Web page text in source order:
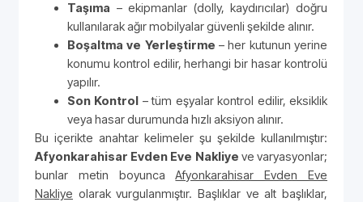
Taşıma – ekipmanlar (dolly, kaydırıcılar) doğru
kullanılarak ağır mobilyalar güvenli şekilde alınır.
Boşaltma ve Yerleştirme – her kutunun yerine
konumu kontrol edilir, herhangi bir hasar kontrolü
yapılır.
Son Kontrol – tüm eşyalar kontrol edilir, eksiklik
veya hasar durumunda hızlı aksiyon alınır.
Bu içerikte anahtar kelimeler şu şekilde kullanılmıştır:
Afyonkarahisar Evden Eve Nakliye ve varyasyonlar;
bunlar metin boyuncaAfyonkarahisar Evden Eve
Nakliye olarak vurgulanmıştır. Başlıklar ve alt başlıklar,